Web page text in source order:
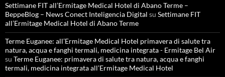
Settimane FIT all’Ermitage Medical Hotel di Abano Terme –
BeppeBlog – News Conect Inteligencia Digital su Settimane FIT
all’Ermitage Medical Hotel di Abano Terme
Terme Euganee: all’Ermitage Medical Hotel primavera di salute tra
natura, acqua e fanghi termali, medicina integrata - Ermitage Bel Air
su Terme Euganee: primavera di salute tra natura, acqua e fanghi
termali, medicina integrata all’Ermitage Medical Hotel